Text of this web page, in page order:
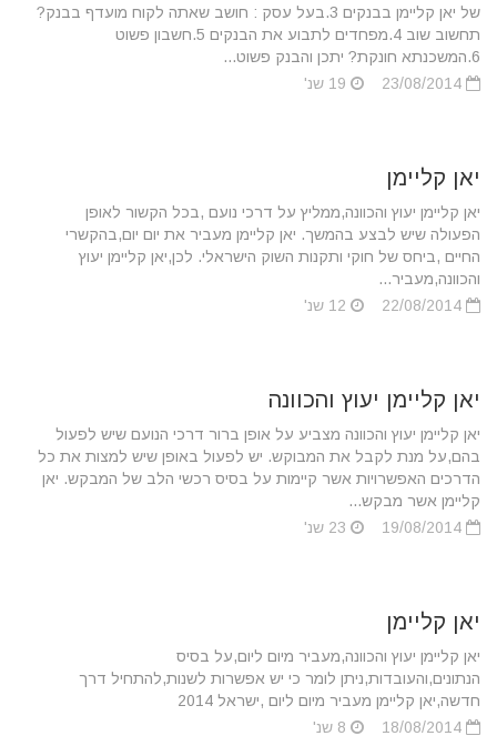
של יאן קליימן בבנקים 3.בעל עסק : חושב שאתה לקוח מועדף בבנק?
תחשוב שוב 4.מפחדים לתבוע את הבנקים 5.חשבון פשוט
6.המשכנתא חונקת? יתכן והבנק פשוט...
יאן קליימן
יאן קליימן יעוץ והכוונה,ממליץ על דרכי נועם ,בכל הקשור לאופן
הפעולה שיש לבצע בהמשך. יאן קליימן מעביר את יום יום,בהקשרי
החיים ,ביחס של חוקי ותקנות השוק הישראלי. לכן,יאן קליימן יעוץ
והכוונה,מעביר...
יאן קליימן יעוץ והכוונה
יאן קליימן יעוץ והכוונה מצביע על אופן ברור דרכי הנועם שיש לפעול
בהם,על מנת לקבל את המבוקש. יש לפעול באופן שיש למצות את כל
הדרכים האפשרויות אשר קיימות על בסיס רכשי הלב של המבקש. יאן
קליימן אשר מבקש...
יאן קליימן
יאן קליימן יעוץ והכוונה,מעביר מיום ליום,על בסיס
הנתונים,והעובדות,ניתן לומר כי יש אפשרות לשנות,להתחיל דרך
חדשה,יאן קליימן מעביר מיום ליום ,ישראל 2014